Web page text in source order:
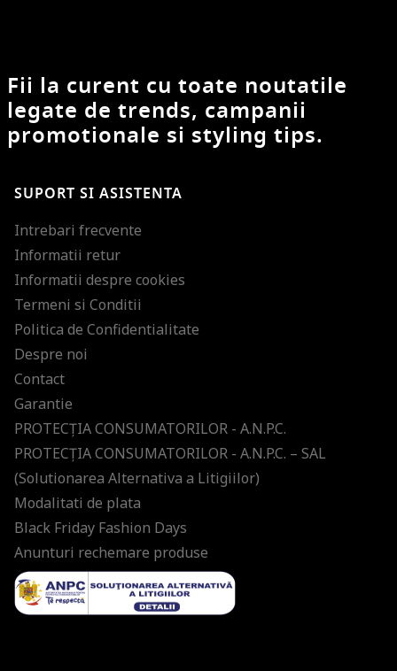
Fii la curent cu toate noutatile
legate de trends, campanii
promotionale si styling tips.
SUPORT SI ASISTENTA
Intrebari frecvente
Informatii retur
Informatii despre cookies
Termeni si Conditii
Politica de Confidentialitate
Despre noi
Contact
Garantie
PROTECŢIA CONSUMATORILOR - A.N.P.C.
PROTECŢIA CONSUMATORILOR - A.N.P.C. – SAL
(Solutionarea Alternativa a Litigiilor)
Modalitati de plata
Black Friday Fashion Days
Anunturi rechemare produse